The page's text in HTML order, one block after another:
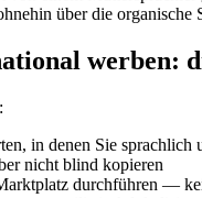
über die organische
werben:
in denen Sie
nicht blind kopieren
durchführen —